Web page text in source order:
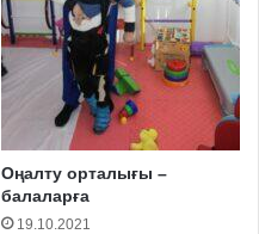
Оңалту орталығы –
балаларға
19.10.2021